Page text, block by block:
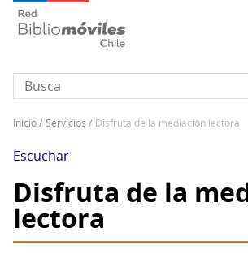
Pasar
principal
enlaces
de
ayuda
a
la
inicio servicios disfruta de la mediación lectora
Escuchar
Disfruta de la
lectora